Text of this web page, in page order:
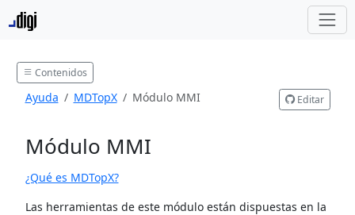
Contenidos
Ayuda MDTopX Módulo MMI Editar
Módulo MMI
¿Qué es MDTopX?
Las herramientas de este módulo están dispuestas en la